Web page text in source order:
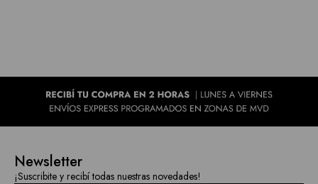
Newsletter
¡Suscribite y recibí todas nuestras novedades!